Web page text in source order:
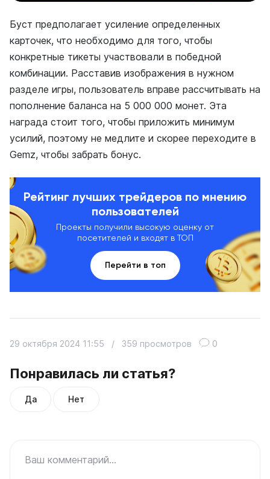
Буст предполагает усиление определенных
карточек, что необходимо для того, чтобы
конкретные тикеты участвовали в победной
комбинации. Расставив изображения в нужном
разделе игры, пользователь вправе рассчитывать на
пополнение баланса на 5 000 000 монет. Эта
награда стоит того, чтобы приложить минимум
усилий, поэтому не медлите и скорее переходите в
Gemz, чтобы забрать бонус.
Рейтинг лучших трейдеров по мнению
пользователей
Проекты получили высокую оценку от
посетителей и входят в ТОП
Перейти в топ
Понравилась ли статья?
Да Нет
29 октября 2024 11:55 / 359 просмотров 0
Ваш комментарий...